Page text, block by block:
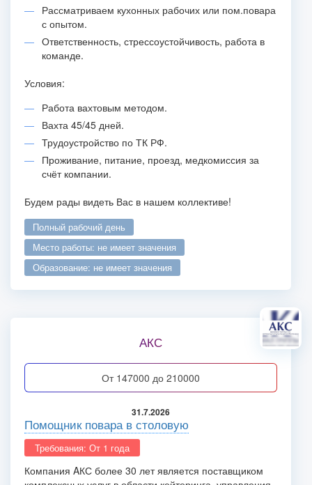
Рассматриваем кухонных рабочих или пом.повара
с опытом.
Ответственность, стрессоустойчивость, работа в
команде.
Условия:
Работа вахтовым методом.
Вахта 45/45 дней.
Трудоустройство по ТК РФ.
Проживание, питание, проезд, медкомиссия за
счёт компании.
Будем рады видеть Вас в нашем коллективе!
полный рабочий день
место работы: не имеет значения
образование: не имеет значения
АКС
от 147000 до 210000
31.7.2026
Помощник повара в столовую
Требования: От 1 года
Компания AКС более 30 лет является поставщиком